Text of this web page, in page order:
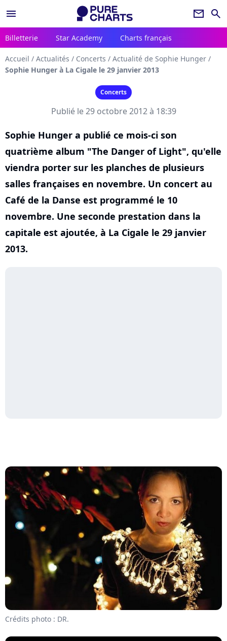
menu newsletter search
Billetterie Star Academy Charts français
Accueil / Actualités / Concerts / Actualité de Sophie Hunger /
Sophie Hunger à La Cigale le 29 janvier 2013
Concerts
Publié le 29 octobre 2012 à 18:39
Sophie Hunger a publié ce mois-ci son
quatrième album "The Danger of Light", qu'elle
viendra porter sur les planches de plusieurs
salles françaises en novembre. Un concert au
Café de la Danse est programmé le 10
novembre. Une seconde prestation dans la
capitale est ajoutée, à La Cigale le 29 janvier
2013.
Crédits photo : DR.